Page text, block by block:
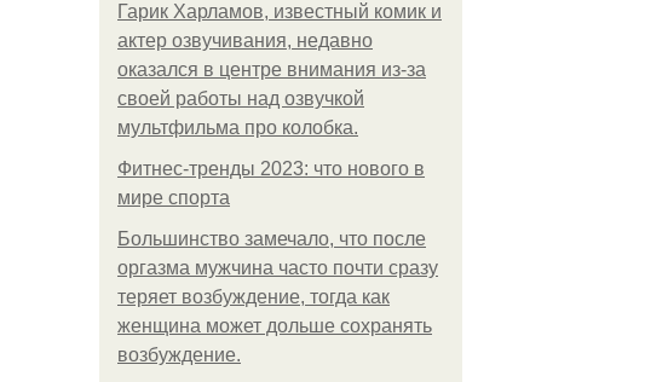
Гарик Харламов, известный комик и
актер озвучивания, недавно
оказался в центре внимания из-за
своей работы над озвучкой
мультфильма про колобка.
Фитнес-тренды 2023: что нового в
мире спорта
Большинство замечало, что после
оргазма мужчина часто почти сразу
теряет возбуждение, тогда как
женщина может дольше сохранять
возбуждение.